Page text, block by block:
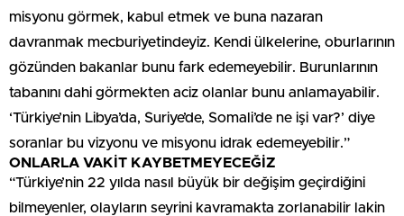
misyonu görmek, kabul etmek ve buna nazaran
davranmak mecburiyetindeyiz. Kendi ülkelerine, oburlarının
gözünden bakanlar bunu fark edemeyebilir. Burunlarının
tabanını dahi görmekten aciz olanlar bunu anlamayabilir.
‘Türkiye’nin Libya’da, Suriye’de, Somali’de ne işi var?’ diye
soranlar bu vizyonu ve misyonu idrak edemeyebilir.”
ONLARLA VAKİT KAYBETMEYECEĞİZ
“Türkiye’nin 22 yılda nasıl büyük bir değişim geçirdiğini
bilmeyenler, olayların seyrini kavramakta zorlanabilir lakin